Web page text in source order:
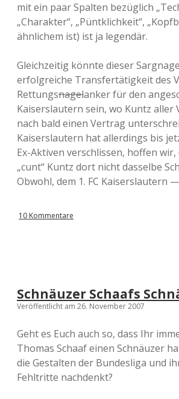
mit ein paar Spalten bezüglich
„Charakter“, „Püntklichkeit“,
ähnlichem ist) ist ja legendär.
Gleichzeitig könnte dieser
erfolgreiche Transfertätigkeit des
Rettungsnagelanker für den
Kaiserslautern sein, wo Kuntz aller
nach bald einen Vertrag
Kaiserslautern hat allerdings bis
Ex-Aktiven verschlissen, hoffen wir,
„cunt“ Kuntz dort nicht dasselbe
Obwohl, dem 1. FC Kaiserslautern —
10 Kommentare
Schnäuzer Schaafs
Veröffentlicht am 26. November 2007
Geht es Euch auch so, dass Ihr
Thomas Schaaf einen Schnäuzer
die Gestalten der Bundesliga und
Fehltritte nachdenkt?